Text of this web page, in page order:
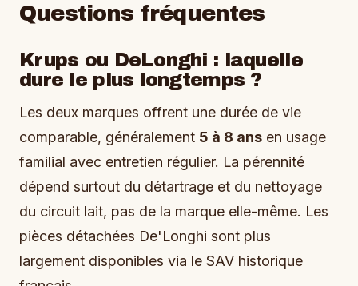
Questions fréquentes
Krups ou DeLonghi : laquelle
dure le plus longtemps ?
Les deux marques offrent une durée de vie
comparable, généralement 5 à 8 ans en usage
familial avec entretien régulier. La pérennité
dépend surtout du détartrage et du nettoyage
du circuit lait, pas de la marque elle-même. Les
pièces détachées De'Longhi sont plus
largement disponibles via le SAV historique